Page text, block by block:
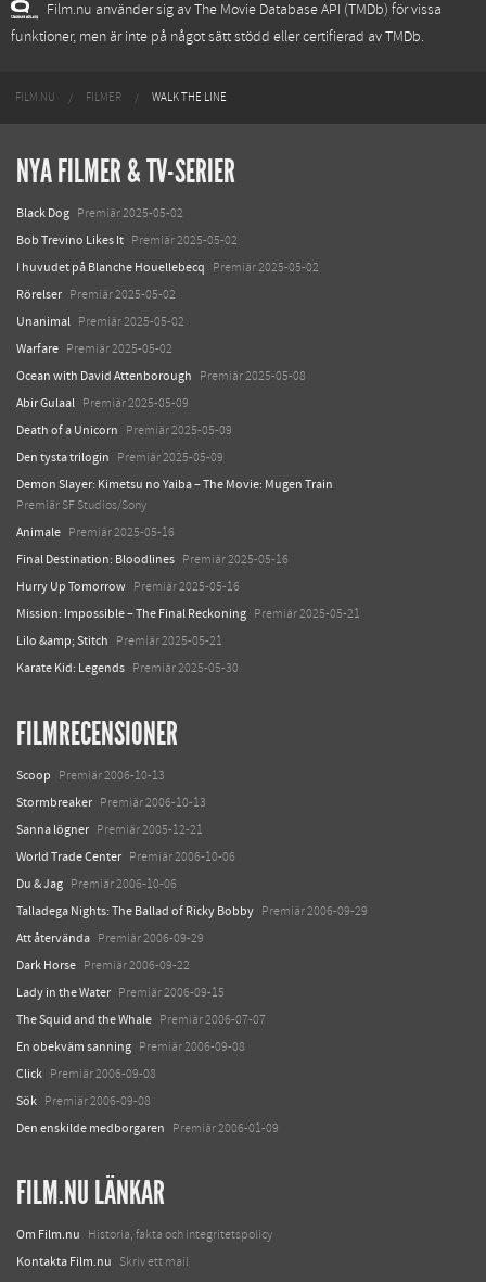
Film.nu använder sig av The Movie Database API (TMDb) för vissa
funktioner, men är inte på något sätt stödd eller certifierad av TMDb.
FILM.NU FILMER WALK THE LINE
NYA FILMER & TV-SERIER
Black Dog Premiär 2025-05-02
Bob Trevino Likes It Premiär 2025-05-02
I huvudet på Blanche Houellebecq Premiär 2025-05-02
Rörelser Premiär 2025-05-02
Unanimal Premiär 2025-05-02
Warfare Premiär 2025-05-02
Ocean with David Attenborough Premiär 2025-05-08
Abir Gulaal Premiär 2025-05-09
Death of a Unicorn Premiär 2025-05-09
Den tysta trilogin Premiär 2025-05-09
Demon Slayer: Kimetsu no Yaiba – The Movie: Mugen Train
Premiär SF Studios/Sony
Animale Premiär 2025-05-16
Final Destination: Bloodlines Premiär 2025-05-16
Hurry Up Tomorrow Premiär 2025-05-16
Mission: Impossible – The Final Reckoning Premiär 2025-05-21
Lilo &amp; Stitch Premiär 2025-05-21
Karate Kid: Legends Premiär 2025-05-30
FILMRECENSIONER
Scoop Premiär 2006-10-13
Stormbreaker Premiär 2006-10-13
Sanna lögner Premiär 2005-12-21
World Trade Center Premiär 2006-10-06
Du & Jag Premiär 2006-10-06
Talladega Nights: The Ballad of Ricky Bobby Premiär 2006-09-29
Att återvända Premiär 2006-09-29
Dark Horse Premiär 2006-09-22
Lady in the Water Premiär 2006-09-15
The Squid and the Whale Premiär 2006-07-07
En obekväm sanning Premiär 2006-09-08
Click Premiär 2006-09-08
Sök Premiär 2006-09-08
Den enskilde medborgaren Premiär 2006-01-09
FILM.NU LÄNKAR
Om Film.nu Historia, fakta och integritetspolicy
Kontakta Film.nu Skriv ett mail